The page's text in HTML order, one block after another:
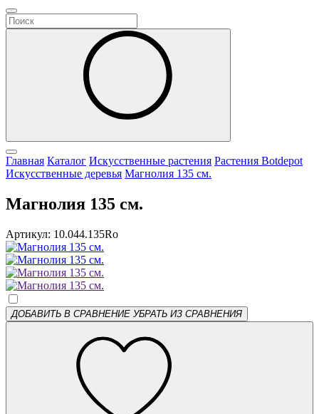
Главная Каталог Искусственные растения Растения Botdepot
Искусственные деревья Магнолия 135 см.
Магнолия 135 см.
Артикул: 10.044.135Ro
ДОБАВИТЬ В СРАВНЕНИЕ УБРАТЬ ИЗ СРАВНЕНИЯ